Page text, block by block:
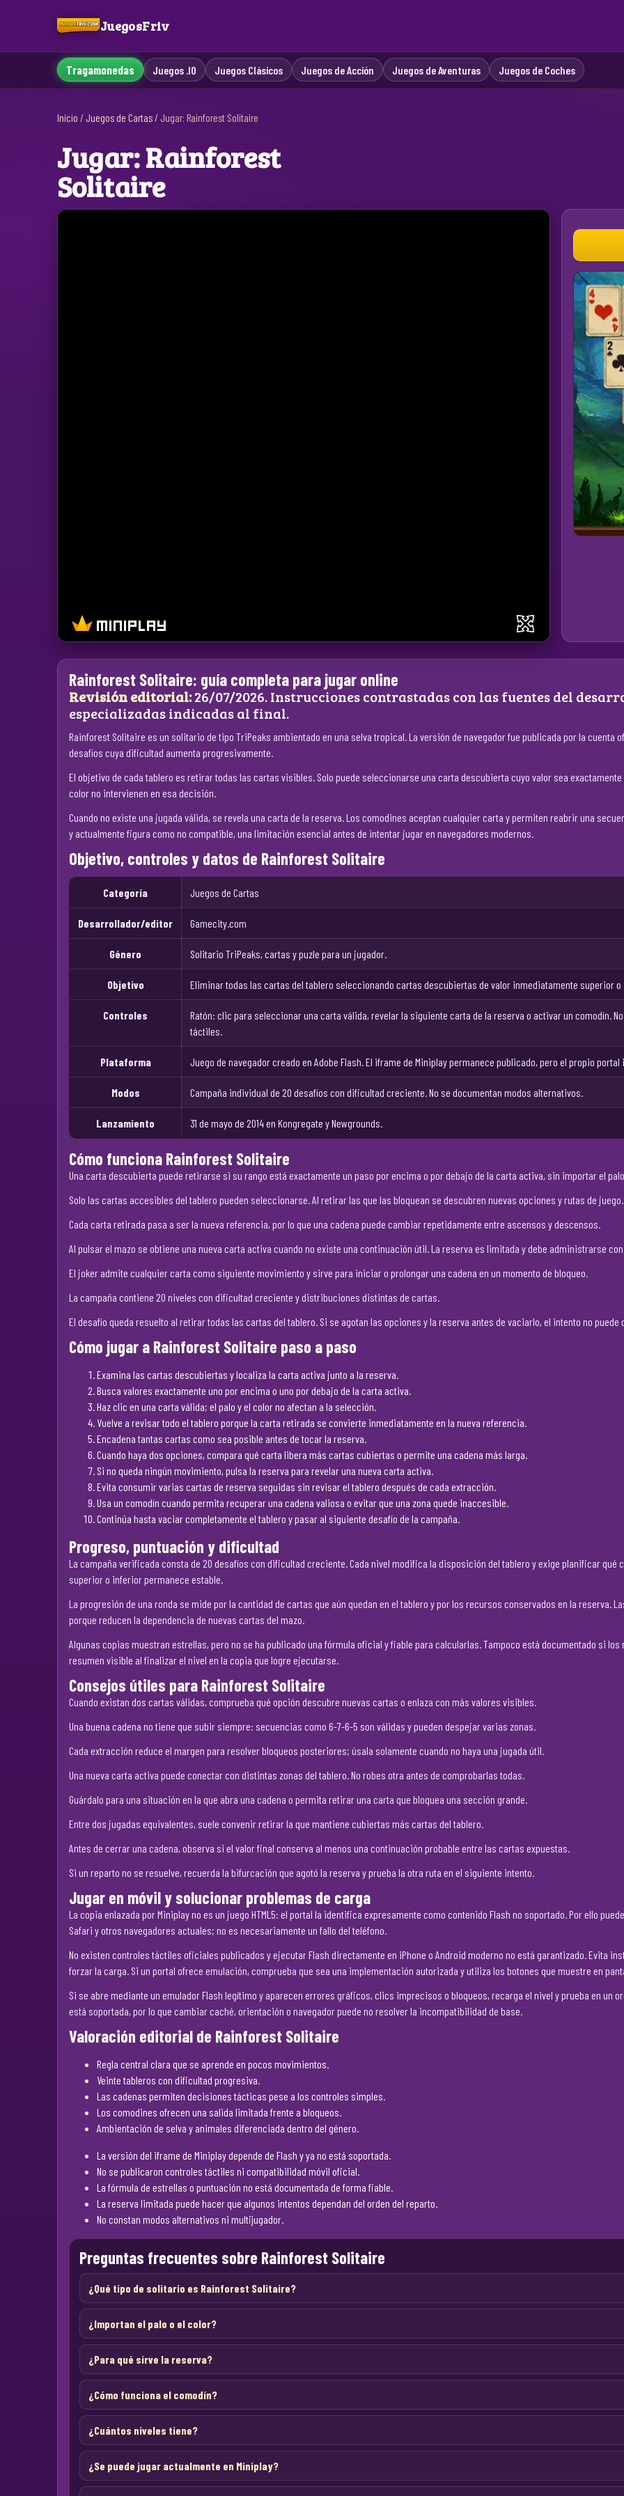
JuegosFriv
Tragamonedas Juegos .IO Juegos Clásicos Juegos de Acción Juegos de Aventuras Juegos de Coches
Inicio / Juegos de Cartas/ Jugar: Rainforest Solitaire
Jugar: Rainforest
Solitaire
Rainforest Solitaire: guía completa para jugar online
Revisión editorial:26/07/2026. Instrucciones contrastadas con las fuentes del
especializadas indicadas al final.
Rainforest Solitaire es un solitario de tipo TriPeaks ambientado en una selva tropical. La versión de navegador fue publicada por la cuenta
desafíos cuya dificultad aumenta progresivamente.
El objetivo de cada tablero es retirar todas las cartas visibles. Solo puede seleccionarse una carta descubierta cuyo valor sea
color no intervienen en esa decisión.
Cuando no existe una jugada válida, se revela una carta de la reserva. Los comodines aceptan cualquier carta y permiten reabrir una
y actualmente figura como no compatible, una limitación esencial antes de intentar jugar en navegadores modernos.
Objetivo, controles y datos de Rainforest Solitaire
Categoría Juegos de Cartas
Desarrollador/editor Gamecity.com
Género Solitario TriPeaks, cartas y puzle para un jugador.
Objetivo Eliminar todas las cartas del tablero seleccionando cartas descubiertas de valor inmediatamente superior
Controles
Ratón: clic para seleccionar una carta válida, revelar la siguiente carta de la reserva o activar un comodín.
táctiles.
Plataforma Juego de navegador creado en Adobe Flash. El iframe de Miniplay permanece publicado, pero el propio
Modos Campaña individual de 20 desafíos con dificultad creciente. No se documentan modos alternativos.
Lanzamiento 31 de mayo de 2014 en Kongregate y Newgrounds.
Cómo funciona Rainforest Solitaire
Una carta descubierta puede retirarse si su rango está exactamente un paso por encima o por debajo de la carta activa, sin importar el
Solo las cartas accesibles del tablero pueden seleccionarse. Al retirar las que las bloquean se descubren nuevas opciones y rutas de juego.
Cada carta retirada pasa a ser la nueva referencia, por lo que una cadena puede cambiar repetidamente entre ascensos y descensos.
Al pulsar el mazo se obtiene una nueva carta activa cuando no existe una continuación útil. La reserva es limitada y debe administrarse
El joker admite cualquier carta como siguiente movimiento y sirve para iniciar o prolongar una cadena en un momento de bloqueo.
La campaña contiene 20 niveles con dificultad creciente y distribuciones distintas de cartas.
El desafío queda resuelto al retirar todas las cartas del tablero. Si se agotan las opciones y la reserva antes de vaciarlo, el intento no puede
Cómo jugar a Rainforest Solitaire paso a paso
Examina las cartas descubiertas y localiza la carta activa junto a la reserva.
Busca valores exactamente uno por encima o uno por debajo de la carta activa.
Haz clic en una carta válida; el palo y el color no afectan a la selección.
Vuelve a revisar todo el tablero porque la carta retirada se convierte inmediatamente en la nueva referencia.
Encadena tantas cartas como sea posible antes de tocar la reserva.
Cuando haya dos opciones, compara qué carta libera más cartas cubiertas o permite una cadena más larga.
Si no queda ningún movimiento, pulsa la reserva para revelar una nueva carta activa.
Evita consumir varias cartas de reserva seguidas sin revisar el tablero después de cada extracción.
Usa un comodín cuando permita recuperar una cadena valiosa o evitar que una zona quede inaccesible.
Continúa hasta vaciar completamente el tablero y pasar al siguiente desafío de la campaña.
Progreso, puntuación y dificultad
La campaña verificada consta de 20 desafíos con dificultad creciente. Cada nivel modifica la disposición del tablero y exige planificar
superior o inferior permanece estable.
La progresión de una ronda se mide por la cantidad de cartas que aún quedan en el tablero y por los recursos conservados en la reserva.
porque reducen la dependencia de nuevas cartas del mazo.
Algunas copias muestran estrellas, pero no se ha publicado una fórmula oficial y fiable para calcularlas. Tampoco está documentado si
resumen visible al finalizar el nivel en la copia que logre ejecutarse.
Consejos útiles para Rainforest Solitaire
Cuando existan dos cartas válidas, comprueba qué opción descubre nuevas cartas o enlaza con más valores visibles.
Una buena cadena no tiene que subir siempre: secuencias como 6-7-6-5 son válidas y pueden despejar varias zonas.
Cada extracción reduce el margen para resolver bloqueos posteriores; úsala solamente cuando no haya una jugada útil.
Una nueva carta activa puede conectar con distintas zonas del tablero. No robes otra antes de comprobarlas todas.
Guárdalo para una situación en la que abra una cadena o permita retirar una carta que bloquea una sección grande.
Entre dos jugadas equivalentes, suele convenir retirar la que mantiene cubiertas más cartas del tablero.
Antes de cerrar una cadena, observa si el valor final conserva al menos una continuación probable entre las cartas expuestas.
Si un reparto no se resuelve, recuerda la bifurcación que agotó la reserva y prueba la otra ruta en el siguiente intento.
Jugar en móvil y solucionar problemas de carga
La copia enlazada por Miniplay no es un juego HTML5: el portal la identifica expresamente como contenido Flash no soportado. Por ello
Safari y otros navegadores actuales; no es necesariamente un fallo del teléfono.
No existen controles táctiles oficiales publicados y ejecutar Flash directamente en iPhone o Android moderno no está garantizado. Evita
forzar la carga. Si un portal ofrece emulación, comprueba que sea una implementación autorizada y utiliza los botones que muestre en
Si se abre mediante un emulador Flash legítimo y aparecen errores gráficos, clics imprecisos o bloqueos, recarga el nivel y prueba en un
está soportada, por lo que cambiar caché, orientación o navegador puede no resolver la incompatibilidad de base.
Valoración editorial de Rainforest Solitaire
Regla central clara que se aprende en pocos movimientos.
Veinte tableros con dificultad progresiva.
Las cadenas permiten decisiones tácticas pese a los controles simples.
Los comodines ofrecen una salida limitada frente a bloqueos.
Ambientación de selva y animales diferenciada dentro del género.
La versión del iframe de Miniplay depende de Flash y ya no está soportada.
No se publicaron controles táctiles ni compatibilidad móvil oficial.
La fórmula de estrellas o puntuación no está documentada de forma fiable.
La reserva limitada puede hacer que algunos intentos dependan del orden del reparto.
No constan modos alternativos ni multijugador.
Preguntas frecuentes sobre Rainforest Solitaire
¿Qué tipo de solitario es Rainforest Solitaire?
¿Importan el palo o el color?
¿Para qué sirve la reserva?
¿Cómo funciona el comodín?
¿Cuántos niveles tiene?
¿Se puede jugar actualmente en Miniplay?